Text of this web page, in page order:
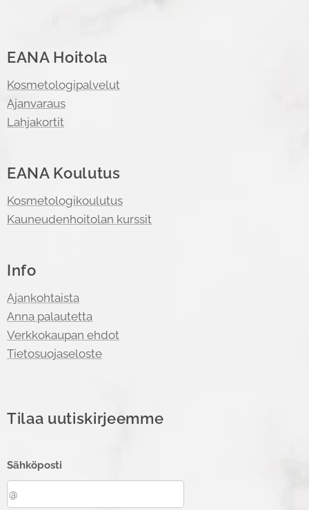
EANA Hoitola
Kosmetologipalvelut
Ajanvaraus
Lahjakortit
EANA Koulutus
Kosmetologikoulutus
Kauneudenhoitolan kurssit
Info
Ajankohtaista
Anna palautetta
Verkkokaupan ehdot
Tietosuojaseloste
Tilaa uutiskirjeemme
Sähköposti